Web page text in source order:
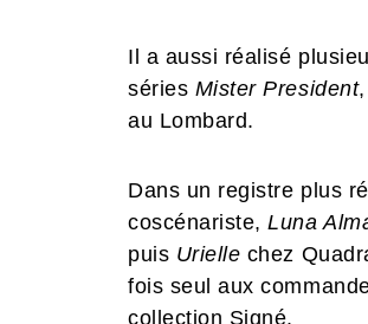
Il a aussi réalisé
séries Mister President,
au Lombard.
Dans un registre plus
coscénariste,Luna
puis Urielle chez
fois seul aux
collection Signé.